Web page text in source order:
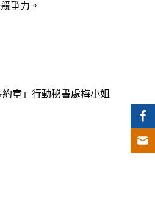
爭力。
章」行動秘書處梅小姐